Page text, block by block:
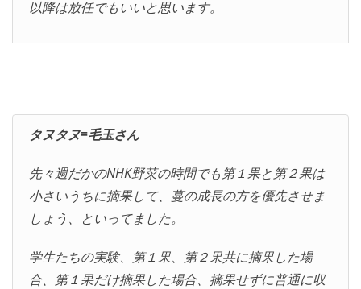
以降は放任でもいいと思います。
タヌタヌ=毛玉さん
先々週だかのNHK野菜の時間でも第１果と第２果は
小さいうちに摘果して、蔓の成長の方を優先させま
しょう、といってました。
学生たちの実験、第１果、第２果共に摘果した場
合、第１果だけ摘果した場合、摘果せずに普通に収